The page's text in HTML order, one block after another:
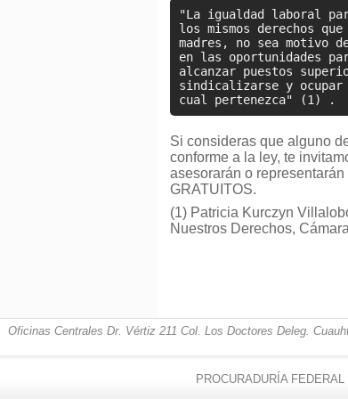
"La igualdad laboral
los mismos derechos
madres, no sea motivo
en las oportunidades
alcanzar puestos
sindicalizarse y
cual pertenezca" (1) .
Si consideras que alguno
conforme a la ley, te
asesorarán o
GRATUITOS.
(1) Patricia Kurczyn
Nuestros Derechos,
Oficinas Centrales Dr. Vértiz 211 Col. Los Doctores Deleg.
PROCURADURÍA